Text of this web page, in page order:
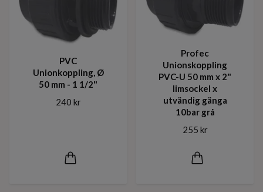
PVC
Unionkoppling, Ø
50 mm - 1 1/2"
240 kr
Profec
Unionskoppling
PVC-U 50 mm x 2"
limsockel x
utvändig gänga
10bar grå
255 kr